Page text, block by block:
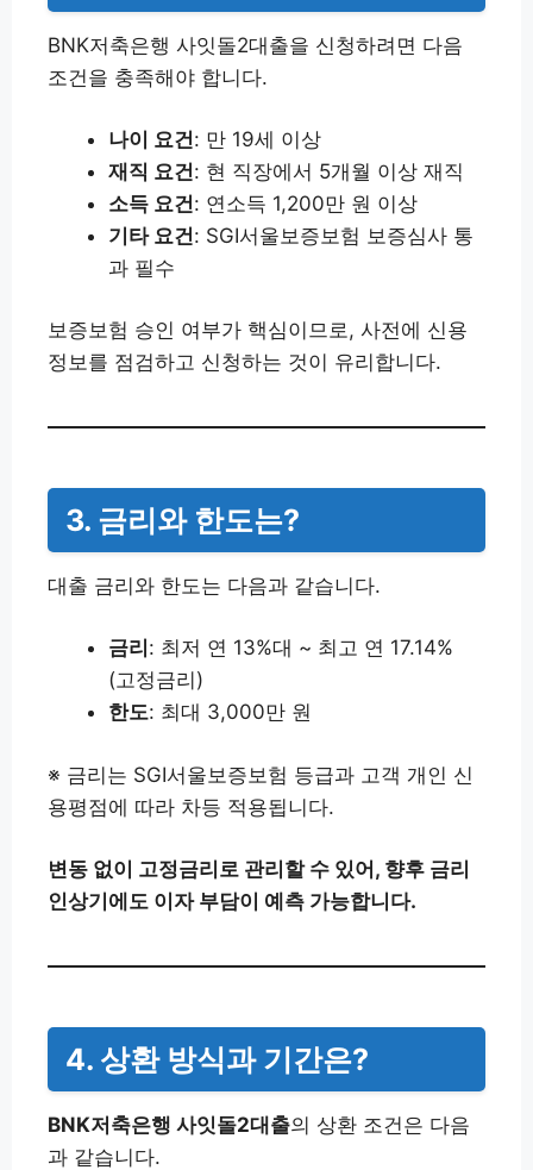
BNK저축은행 사잇돌2대출을 신청하려면 다음
조건을 충족해야 합니다.
나이 요건: 만 19세 이상
재직 요건: 현 직장에서 5개월 이상 재직
소득 요건: 연소득 1,200만 원 이상
기타 요건: SGI서울보증보험 보증심사 통
과 필수
보증보험 승인 여부가 핵심이므로, 사전에 신용
정보를 점검하고 신청하는 것이 유리합니다.
3. 금리와 한도는?
대출 금리와 한도는 다음과 같습니다.
금리 : 최저 연 13%대 ~ 최고 연 17.14%
(고정금리)
한도: 최대 3,000만 원
※ 금리는 SGI서울보증보험 등급과 고객 개인 신
용평점에 따라 차등 적용됩니다.
변동 없이 고정금리로 관리할 수 있어, 향후 금리
인상기에도 이자 부담이 예측 가능합니다.
4. 상환 방식과 기간은?
BNK저축은행 사잇돌2대출의 상환 조건은 다음
과 같습니다.